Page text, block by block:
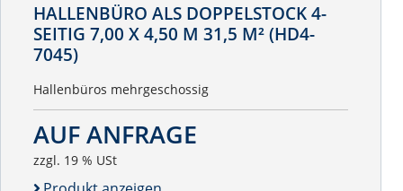
HALLENBÜRO ALS DOPPELSTOCK 4-
SEITIG 7,00 X 4,50 M 31,5 M² (HD4-
7045)
Hallenbüros mehrgeschossig
AUF ANFRAGE
zzgl. 19 % USt